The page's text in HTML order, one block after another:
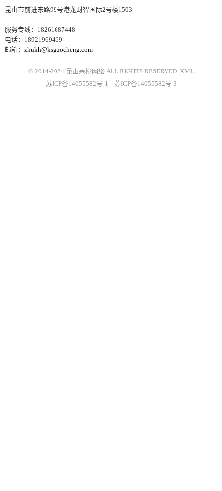
昆山市前进东路99号港龙财智国际2号楼1503
服务专线：18261687448
电话：18921969469
邮箱： zhukh@ksguocheng.com
© 2014-2024 昆山果橙网络 ALL RIGHTS RESERVED. XML
苏ICP备14055582号-1
苏ICP备14055582号-3